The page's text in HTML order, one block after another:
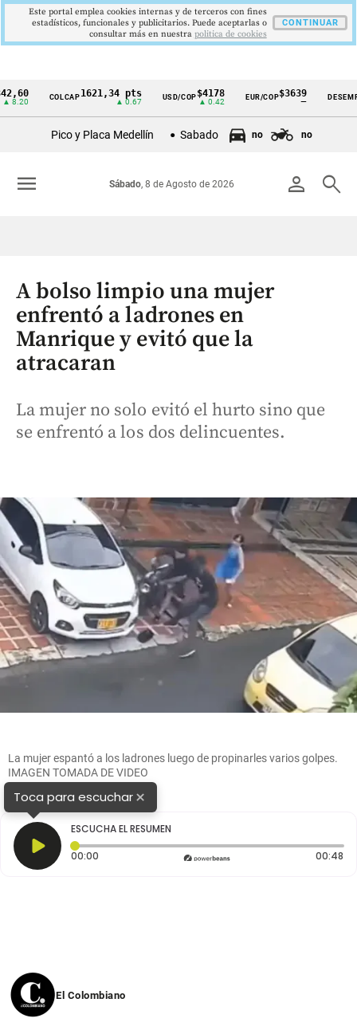
Cintillo
Colombia
COLCAP1621,34 pts USD/COP$4178
▲ 0.42
EUR/COP$3639
—
DESEMPLEO
▼
Pico y Placa Medellín Sabado no no
person search
Sábado, 8 de Agosto de 2026
menu
A bolso limpio una mujer
enfrentó a ladrones en
Manrique y evitó que la
atracaran
La mujer no solo evitó el hurto sino que
se enfrentó a los dos delincuentes.
La mujer espantó a los ladrones luego de propinarles varios golpes.
IMAGEN TOMADA DE VIDEO
Toca para escuchar×
ESCUCHA EL RESUMEN
00:00 Tiempo transcurrido: 0 segundos 00:48
El Colombiano
Este portal emplea cookies internas y de terceros con fines
estadísticos, funcionales y publicitarios. Puede aceptarlas o
consultar más en nuestra politica de cookies
CONTINUAR